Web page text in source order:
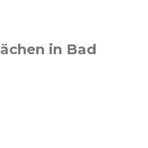
in Bad